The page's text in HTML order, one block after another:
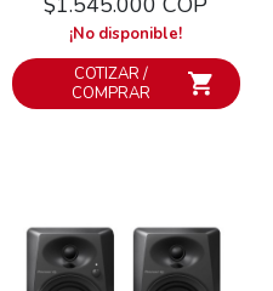
¡No disponible!
COTIZAR /
COMPRAR